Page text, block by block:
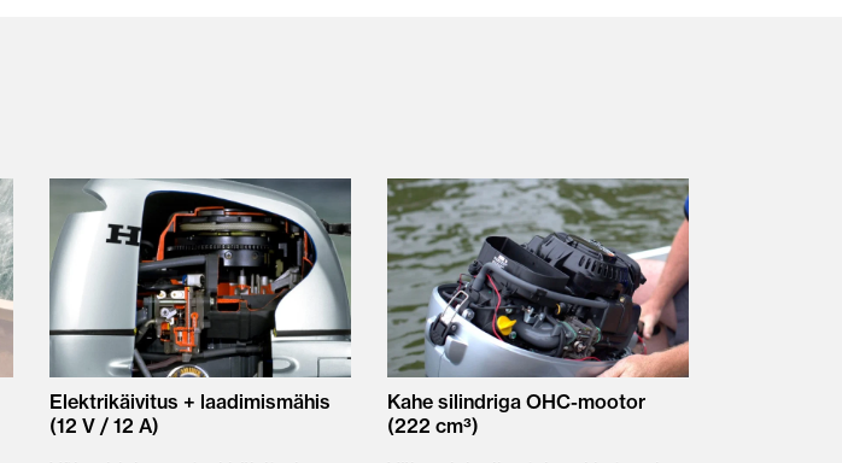
Elektrikäivitus + laadimismähis
(12 V / 12 A)
Kahe silindriga OHC-mootor
(222 cm³)